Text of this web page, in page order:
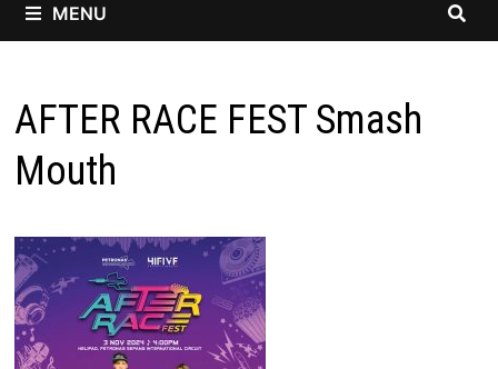
MENU
AFTER RACE FEST Smash
Mouth